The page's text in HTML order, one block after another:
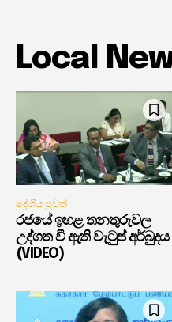
Local
දේශීය පුවත්
රජයේ ඉහළ තනතුරුවල
උද්ගත වී ඇති වැටුප් අර්බුදය
(VIDEO)